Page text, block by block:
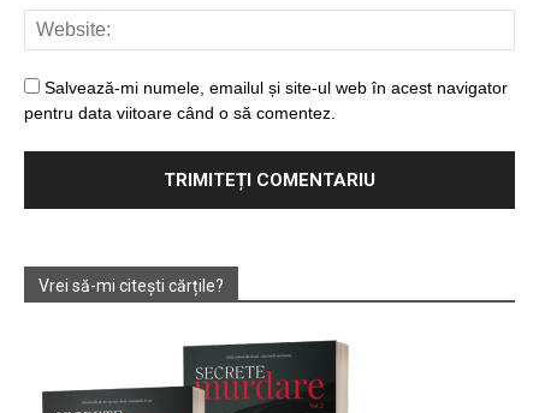
Salvează-mi numele, emailul și site-ul web în acest navigator
pentru data viitoare când o să comentez.
Vrei să-mi citești cărțile?